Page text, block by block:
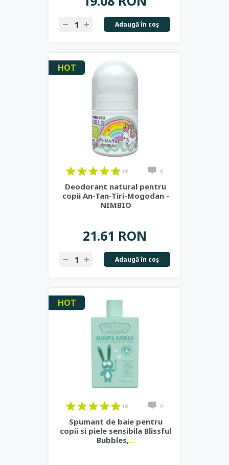
Adaugă în coş
HOT
(0) 0
Deodorant natural pentru
copii An-Tan-Tiri-Mogodan -
NIMBIO
21.61 RON
Adaugă în coş
HOT
(0) 0
Spumant de baie pentru
copii si piele sensibila Blissful
Bubbles,...